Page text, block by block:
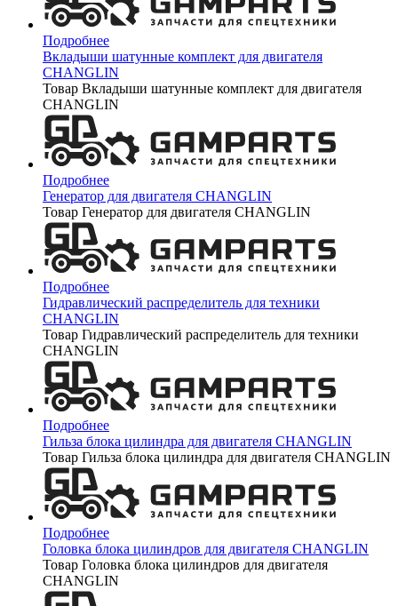
Подробнее
Вкладыши шатунные комплект для двигателя
CHANGLIN
Товар Вкладыши шатунные комплект для двигателя
CHANGLIN
Подробнее
Генератор для двигателя CHANGLIN
Товар Генератор для двигателя CHANGLIN
Подробнее
Гидравлический распределитель для техники
CHANGLIN
Товар Гидравлический распределитель для техники
CHANGLIN
Подробнее
Гильза блока цилиндра для двигателя CHANGLIN
Товар Гильза блока цилиндра для двигателя CHANGLIN
Подробнее
Головка блока цилиндров для двигателя CHANGLIN
Товар Головка блока цилиндров для двигателя
CHANGLIN